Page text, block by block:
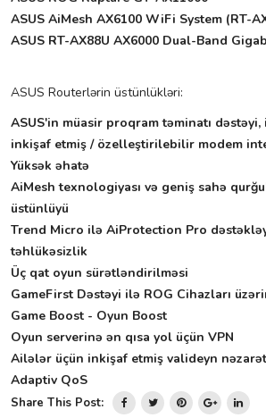
ASUS AiMesh AX6100 WiFi System (RT-
ASUS RT-AX88U AX6000 Dual-Band
ASUS Routerlərin üstünlükləri:
ASUS'in müasir proqram təminatı
inkişaf etmiş / özelleştirilebilir modem
Yüksək əhatə
AiMesh texnologiyası və geniş sahə
üstünlüyü
Trend Micro ilə AiProtection Pro
təhlükəsizlik
Üç qat oyun sürətləndirilməsi
GameFirst Dəstəyi ilə ROG Cihazları
Game Boost - Oyun Boost
Oyun serverinə ən qısa yol üçün VPN
Ailələr üçün inkişaf etmiş valideyn
Adaptiv QoS
Share This Post: